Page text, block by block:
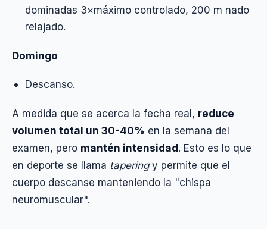
dominadas 3×máximo controlado, 200 m nado
relajado.
Domingo
Descanso.
A medida que se acerca la fecha real, reduce
volumen total un 30-40% en la semana del
examen, pero mantén intensidad. Esto es lo que
en deporte se llama taperingy permite que el
cuerpo descanse manteniendo la "chispa
neuromuscular".